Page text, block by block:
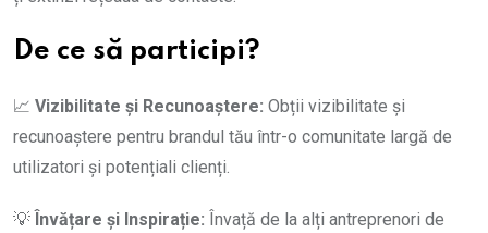
De ce să participi?
📈 Vizibilitate și Recunoaștere: Obții vizibilitate și
recunoaștere pentru brandul tău într-o comunitate largă de
utilizatori și potențiali clienți.
💡 Învățare și Inspirație: Învață de la alți antreprenori de